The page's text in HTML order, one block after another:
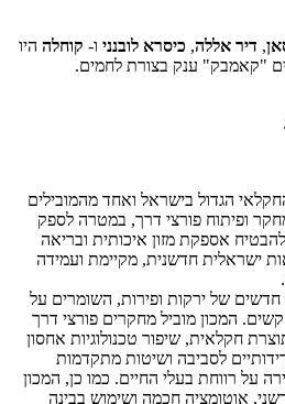
אללה, כיסרא לובנניו-קוחלההיו
בישראל ואחד מהמובילים
פורצי דרך, במטרה לספק
מזון איכותית ובריאה
חדשנית, מקיימת ועמידה
של ירקות ופירות, השומרים על
מוביל מחקרים פורצי דרך
שיפור טכנולוגיות אחסון
לסביבה ושיטות מתקדמות
בעלי החיים. כמו כן, המכון
חכמה ושימוש בבינה